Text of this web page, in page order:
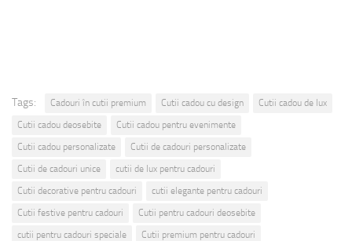
Tags: Cadouri în cutii premium Cutii cadou cu design
Cutii cadou de lux
Cutii cadou deosebite
Cutii cadou pentru evenimente
Cutii cadou personalizate
Cutii de cadouri personalizate
Cutii de cadouri unice
cutii de lux pentru cadouri
Cutii decorative pentru cadouri
cutii elegante pentru cadouri
Cutii festive pentru cadouri
Cutii pentru cadouri deosebite
cutii pentru cadouri speciale
Cutii premium pentru cadouri